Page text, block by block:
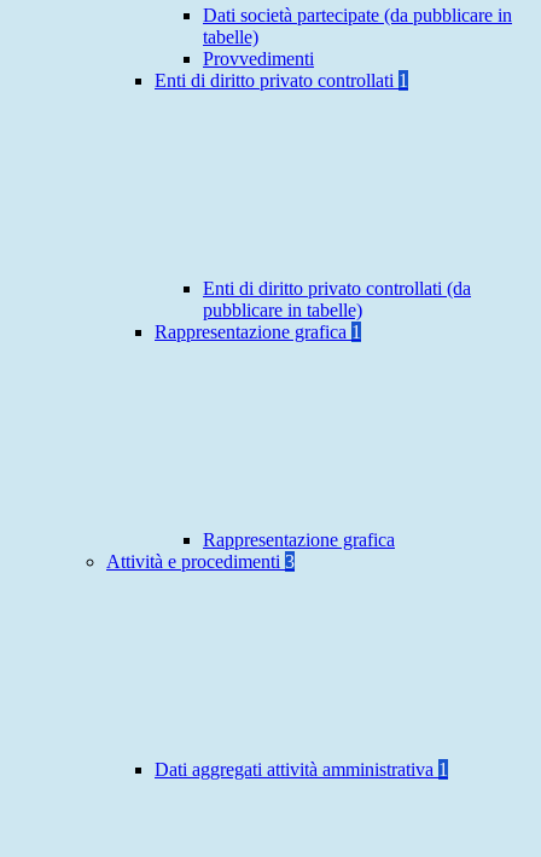
Dati società partecipate (da pubblicare in
tabelle)
Provvedimenti
Enti di diritto privato controllati 1
Enti di diritto privato controllati (da
pubblicare in tabelle)
Rappresentazione grafica 1
Rappresentazione grafica
Attività e procedimenti 3
Dati aggregati attività amministrativa 1